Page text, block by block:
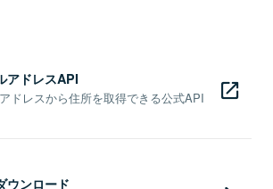
アドレスAPI
ドレスから住所を取得できる公式API
ウンロード